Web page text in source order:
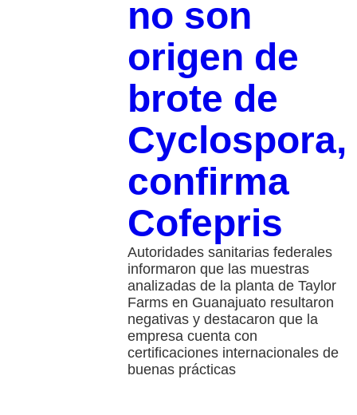
no son
origen de
brote de
Cyclospora,
confirma
Cofepris
Autoridades sanitarias federales
informaron que las muestras
analizadas de la planta de Taylor
Farms en Guanajuato resultaron
negativas y destacaron que la
empresa cuenta con
certificaciones internacionales de
buenas prácticas